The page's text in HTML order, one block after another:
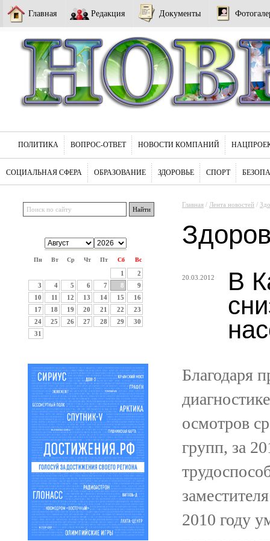
Главная Редакция Документы
ПОЛИТИКА ВОПРОС-ОТВЕТ НОВОСТИ КОМПАНИЙ
СОЦИАЛЬНАЯ СФЕРА ОБРАЗОВАНИЕ ЗДОРОВЬЕ СПОРТ
Пн Вт Ср Чт Пт Сб Вс
1
2
3
4 5 6 7 8
9
10
11 12 13 14 15
16
17
18 19 20 21 22
23
24
25 26 27 28 29
30
31
Главная / Лента новостей /
20.03.2012
В
Благодаря
осмотров
групп, за
2010 году